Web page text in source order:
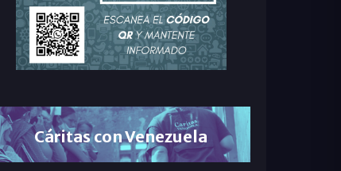
Cáritas con Venezuela